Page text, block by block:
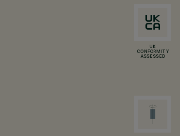
UK
CONFORMITY
ASSESSED